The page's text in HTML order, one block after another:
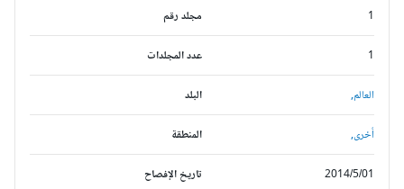
مجلد رقم
عدد المجلدات
البلد العالم,
المنطقة أخرى,
تاريخ الإفصاح 2014/5/01